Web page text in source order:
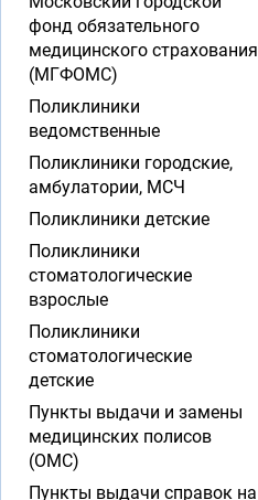
фонд обязательного
медицинского страхования
(МГФОМС)
Поликлиники
ведомственные
Поликлиники городские,
амбулатории, МСЧ
Поликлиники детские
Поликлиники
стоматологические
взрослые
Поликлиники
стоматологические
детские
Пункты выдачи и замены
медицинских полисов
(ОМС)
Пункты выдачи справок на